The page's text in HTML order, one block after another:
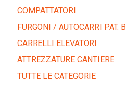
COMPATTATORI
FURGONI / AUTOCARRI PAT. B
CARRELLI ELEVATORI
ATTREZZATURE CANTIERE
TUTTE LE CATEGORIE